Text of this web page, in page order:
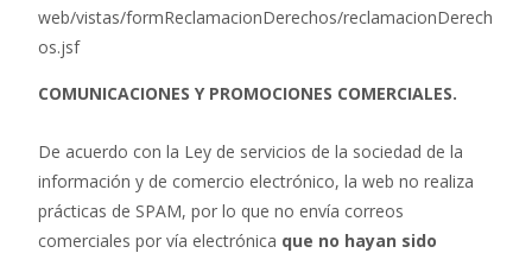
web/vistas/formReclamacionDerechos/reclamacionDerech
os.jsf
COMUNICACIONES Y PROMOCIONES COMERCIALES.
De acuerdo con la Ley de servicios de la sociedad de la
información y de comercio electrónico, la web no realiza
prácticas de SPAM, por lo que no envía correos
comerciales por vía electrónica que no hayan sido